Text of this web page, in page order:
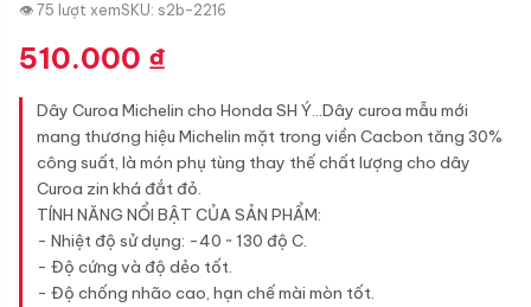
👁 75 lượt xemSKU: s2b-2216
510.000 ₫
Dây Curoa Michelin cho Honda SH Ý...Dây curoa mẫu mới
mang thương hiệu Michelin mặt trong viền Cacbon tăng 30%
công suất, là món phụ tùng thay thế chất lượng cho dây
Curoa zin khá đắt đỏ.
TÍNH NĂNG NỔI BẬT CỦA SẢN PHẨM:
- Nhiệt độ sử dụng: -40 ~ 130 độ C.
- Độ cứng và độ dẻo tốt.
- Độ chống nhão cao, hạn chế mài mòn tốt.